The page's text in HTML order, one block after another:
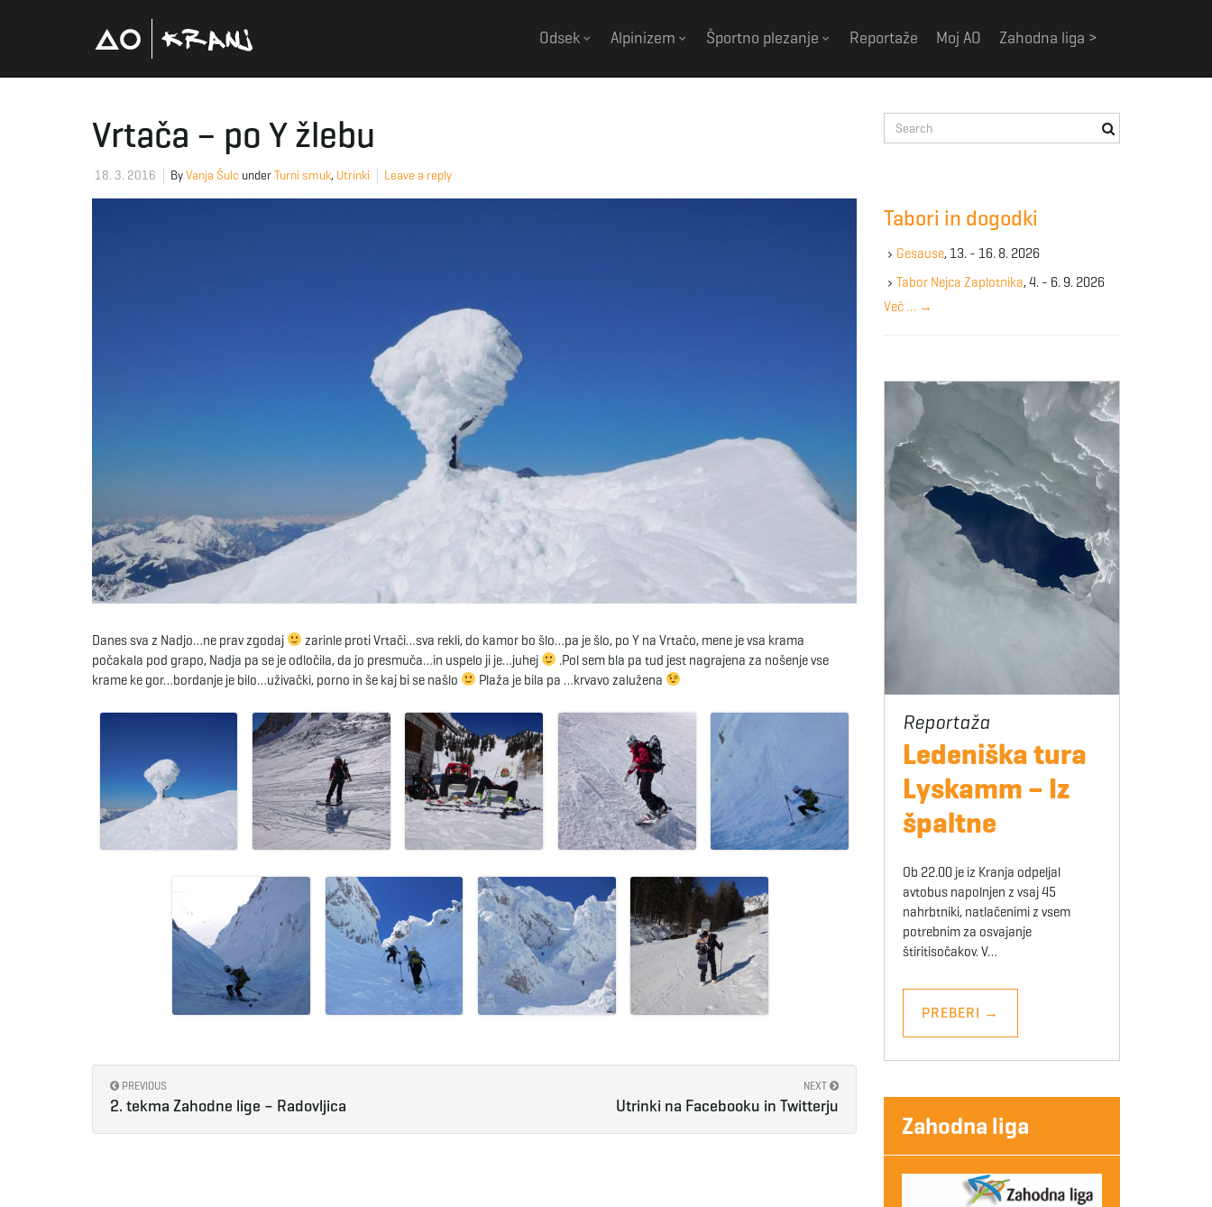
Odsek Alpinizem Športno plezanje Reportaže Moj AO Zahodna liga >
Vrtača – po Y žlebu
18. 3. 2016 ByVanja Šulc underTurni smuk, Utrinki Leave a reply
Danes sva z Nadjo…ne prav zgodaj
zarinle proti Vrtači…sva rekli, do kamor bo šlo…pa je šlo, po Y na Vrtačo, mene je vsa krama
počakala pod grapo, Nadja pa se je odločila, da jo presmuča…in uspelo ji je…juhej
.Pol sem bla pa tud jest nagrajena za nošenje vse
krame ke gor…bordanje je bilo…uživački, porno in še kaj bi se našlo
Plaža je bila pa …krvavo zalužena
PREVIOUS
2. tekma Zahodne lige – Radovljica
NEXT
Utrinki na Facebooku in Twitterju
e
e
y
w
r
Tabori in dogodki
Gesause, 13. - 16. 8. 2026
Tabor Nejca Zaplotnika, 4. - 6. 9. 2026
Več … →
Ledeniška tura
Lyskamm – Iz
špaltne
Ob 22.00 je iz Kranja odpeljal
avtobus napolnjen z vsaj 45
nahrbtniki, natlačenimi z vsem
potrebnim za osvajanje
štiritisočakov. V…
PREBERI →
Zahodna liga